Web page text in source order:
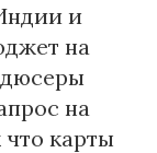
и
на
на
карты